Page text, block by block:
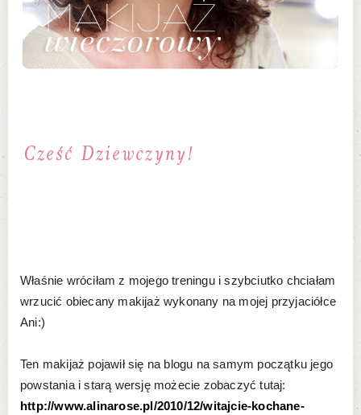
Właśnie wróciłam z mojego treningu i szybciutko chciałam
wrzucić obiecany makijaż wykonany na mojej przyjaciółce
Ani:)
Ten makijaż pojawił się na blogu na samym początku jego
powstania i starą wersję możecie zobaczyć tutaj:
http://www.alinarose.pl/2010/12/witajcie-kochane-